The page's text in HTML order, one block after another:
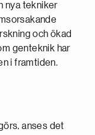
nya tekniker
och ökad
genteknik har
i framtiden.
anses det